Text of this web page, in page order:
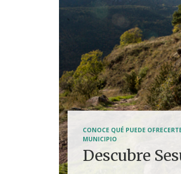
CONOCE QUÉ PUEDE
MUNICIPIO
Descubre
Tierra de
aventuras